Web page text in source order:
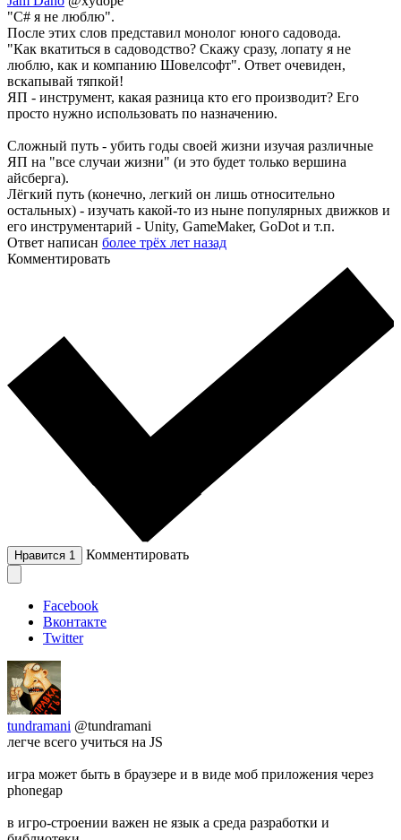
"C# я не люблю".
После этих слов представил монолог юного садовода.
"Как вкатиться в садоводство? Скажу сразу, лопату я не
люблю, как и компанию Шовелсофт". Ответ очевиден,
вскапывай тяпкой!
ЯП - инструмент, какая разница кто его производит? Его
просто нужно использовать по назначению.
Сложный путь - убить годы своей жизни изучая различные
ЯП на "все случаи жизни" (и это будет только вершина
айсберга).
Лёгкий путь (конечно, легкий он лишь относительно
остальных) - изучать какой-то из ныне популярных движков и
его инструментарий - Unity, GameMaker, GoDot и т.п.
Ответ написан более трёх лет назад
Комментировать
Нравится 1 Комментировать
Facebook
Вконтакте
Twitter
tundramani @tundramani
легче всего учиться на JS
игра может быть в браузере и в виде моб приложения через
phonegap
в игро-строении важен не язык а среда разработки и